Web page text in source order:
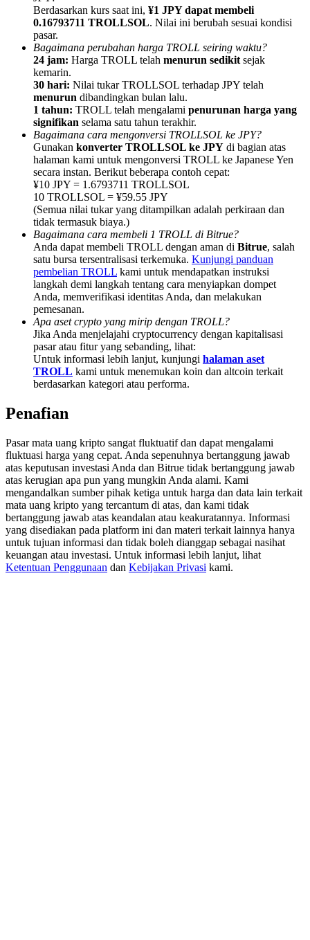
Undang teman untuk mendapatkan imbalan tunai
Deposit CASHCAT & Win
Deposit CASHCAT & Win
Share 500000 CASHCAT prize pool
Exclusive for BitMart Users
Register & Trade to Win 500,000 USDT
Precious Metals Trading Carnival
USDT New User Exclusive 10% APR
USDT Flexible Staking | Daily Rewards
New Listing Futures Fest
Trade New Futures, Win 200,000 USDT
Berdasarkan kurs saat ini, ¥1 JPY dapat membeli
0.16793711 TROLLSOL. Nilai ini berubah sesuai kondisi
pasar.
Bagaimana perubahan harga TROLL seiring waktu?
24 jam: Harga TROLL telah menurun sedikit sejak
kemarin.
30 hari: Nilai tukar TROLLSOL terhadap JPY telah
menurun dibandingkan bulan lalu.
1 tahun: TROLL telah mengalami penurunan harga yang
signifikan selama satu tahun terakhir.
Bagaimana cara mengonversi TROLLSOL ke JPY?
Gunakan konverter TROLLSOL ke JPY di bagian atas
halaman kami untuk mengonversi TROLL ke Japanese Yen
secara instan. Berikut beberapa contoh cepat:
¥10 JPY = 1.6793711 TROLLSOL
10 TROLLSOL = ¥59.55 JPY
(Semua nilai tukar yang ditampilkan adalah perkiraan dan
tidak termasuk biaya.)
Bagaimana cara membeli 1 TROLL di Bitrue?
Anda dapat membeli TROLL dengan aman di Bitrue, salah
satu bursa tersentralisasi terkemuka. Kunjungi panduan
pembelian TROLL kami untuk mendapatkan instruksi
langkah demi langkah tentang cara menyiapkan dompet
Anda, memverifikasi identitas Anda, dan melakukan
pemesanan.
Apa aset crypto yang mirip dengan TROLL?
Jika Anda menjelajahi cryptocurrency dengan kapitalisasi
pasar atau fitur yang sebanding, lihat:
Untuk informasi lebih lanjut, kunjungi halaman aset
TROLL kami untuk menemukan koin dan altcoin terkait
berdasarkan kategori atau performa.
Penafian
Pasar mata uang kripto sangat fluktuatif dan dapat mengalami
fluktuasi harga yang cepat. Anda sepenuhnya bertanggung jawab
atas keputusan investasi Anda dan Bitrue tidak bertanggung jawab
atas kerugian apa pun yang mungkin Anda alami. Kami
mengandalkan sumber pihak ketiga untuk harga dan data lain terkait
mata uang kripto yang tercantum di atas, dan kami tidak
bertanggung jawab atas keandalan atau keakuratannya. Informasi
yang disediakan pada platform ini dan materi terkait lainnya hanya
untuk tujuan informasi dan tidak boleh dianggap sebagai nasihat
keuangan atau investasi. Untuk informasi lebih lanjut, lihat
Ketentuan Penggunaan dan Kebijakan Privasi kami.